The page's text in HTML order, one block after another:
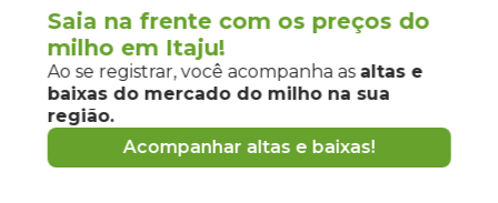
na região da sua cidade, visite nossa página com o
preço do milho em São Paulo.
Vantagens de negociar milho em
Itaju
pelaGrão Direto
Saia na frente com os preços do
milho em Itaju!
Ao se registrar, você acompanha as altas e
baixas do mercado do milhona sua
região.
Acompanhar altas e baixas!